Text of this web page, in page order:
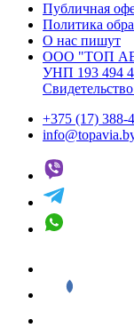
Публичная
Политика
О нас пишут
ООО "ТОП
УНП 193 494
+375 (17) 388-